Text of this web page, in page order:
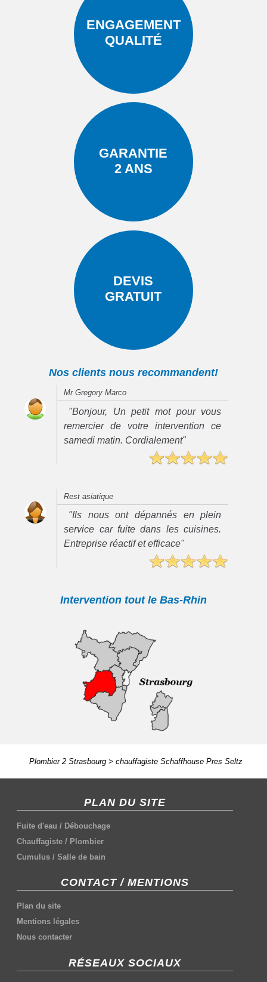
ENGAGEMENT
QUALITÉ
GARANTIE
2 ANS
DEVIS
GRATUIT
Nos clients nous recommandent!
Mr Gregory Marco
"Bonjour, Un petit mot pour vous
remercier de votre intervention ce
samedi matin. Cordialement"
Rest asiatique
"Ils nous ont dépannés en plein
service car fuite dans les cuisines.
Entreprise réactif et efficace"
Intervention tout le Bas-Rhin
Plombier 2 Strasbourg> chauffagiste Schaffhouse Pres Seltz
PLAN DU SITE
Fuite d'eau / Débouchage
Chauffagiste / Plombier
Cumulus /Salle de bain
CONTACT / MENTIONS
Plan du site
Mentions légales
Nous contacter
RÉSEAUX SOCIAUX